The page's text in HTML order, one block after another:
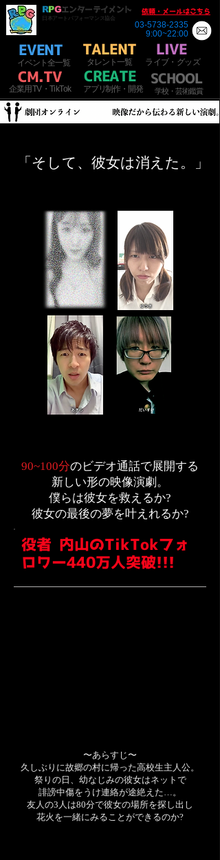
RPGエンターテイメント
日本アートパフォーマンス協会
​依頼・メールはこちら
03-5738-2335
9:00~22:00
EVENT
イベント全一覧
TALENT
タ レント一覧
​LIVE
ラ イブ・ グッズ
C M.TV
企業用TV・TikTok
SCHOOL
学校・芸術鑑賞
CREATE
アプリ制作・開発
「そして、彼女は消えた。」
90~100分のビデオ通話で展開する
新しい形の映像演劇。
僕らは彼女を救えるか?
彼女の最後の夢を叶えれるか?
役者 内山のTikTokフォ
ロワー440万人突破!!!
〜あらすじ〜
久しぶりに故郷の村に帰った高校生主人公。
祭りの日、幼なじみの彼女はネットで
誹謗中傷をうけ連絡が途絶えた…。
友人の3人は80分で彼女の場所を探し出し
花火を一緒にみることができるのか?